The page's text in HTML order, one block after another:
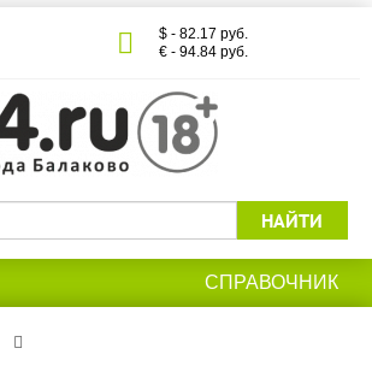
$ - 82.17 руб.
€ - 94.84 руб.
НАЙТИ
СПРАВОЧНИК